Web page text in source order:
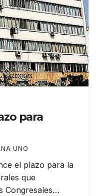
para
UNO
el plazo para la
que
Congresales…